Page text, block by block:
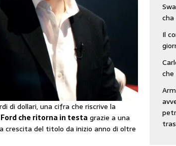
di dollari, una cifra che riscrive la
Ford che ritorna in testa grazie a una
crescita del titolo da inizio anno di oltre
cha
Il